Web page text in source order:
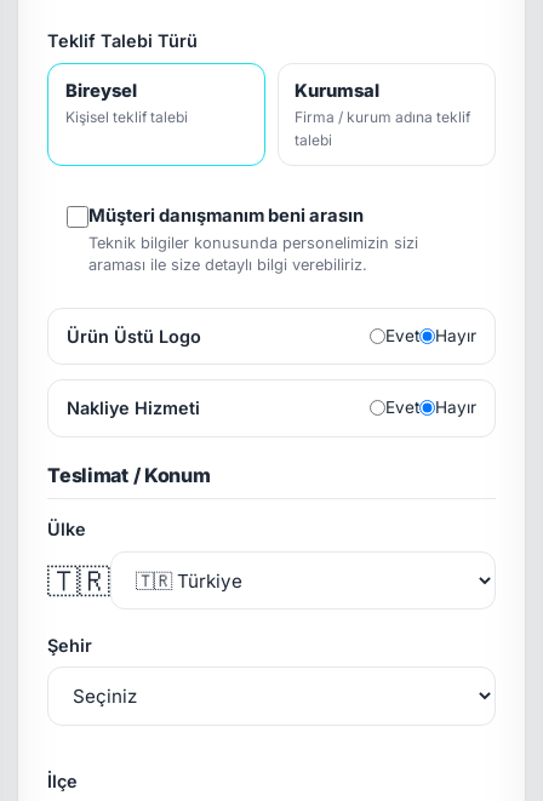
Teklif Talebi Türü
Bireysel
Kişisel teklif talebi
Kurumsal
Firma / kurum adına teklif
talebi
Müşteri danışmanım beni arasın
Teknik bilgiler konusunda personelimizin sizi
araması ile size detaylı bilgi verebiliriz.
Ürün Üstü Logo Evet Hayır
Nakliye Hizmeti Evet Hayır
Teslimat / Konum
Ülke
🇹🇷
Şehir
İlçe